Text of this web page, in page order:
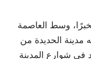
وسط العاصمة
الحديدة من
في شوارع المدينة